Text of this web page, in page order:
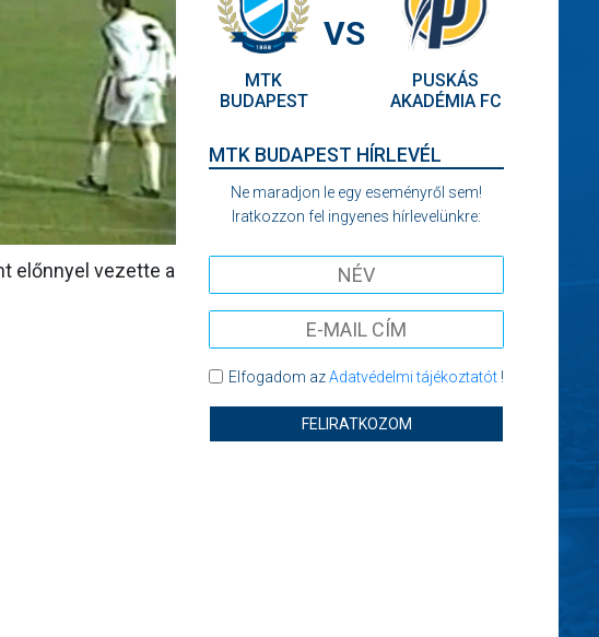
előnnyel vezette a
MTK
BUDAPEST
VS
PUSKÁS
AKADÉMIA FC
MTK BUDAPEST HÍRLEVÉL
Ne maradjon le egy eseményről sem!
Iratkozzon fel ingyenes hírlevelünkre:
Elfogadom azAdatvédelmi tájékoztatót!
FELIRATKOZOM